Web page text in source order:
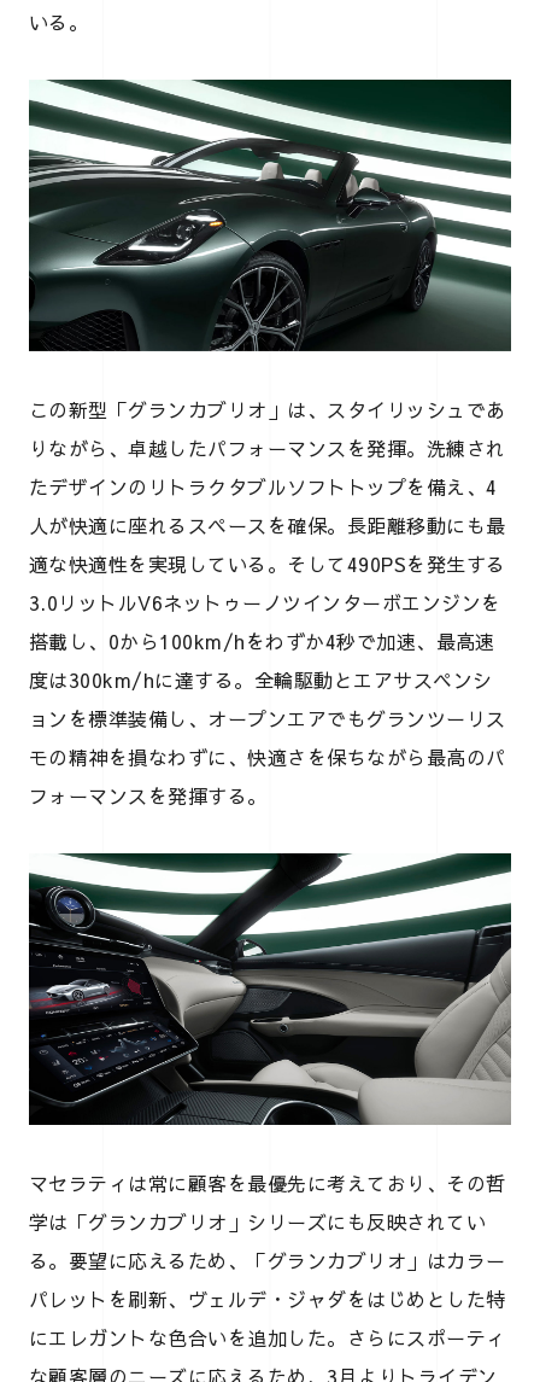
いる。
この新型「グランカブリオ」は、スタイリッシュであ
りながら、卓越したパフォーマンスを発揮。洗練され
たデザインのリトラクタブルソフトトップを備え、4
人が快適に座れるスペースを確保。長距離移動にも最
適な快適性を実現している。そして490PSを発生する
3.0リットルV6ネットゥーノツインターボエンジンを
搭載し、0から100km/hをわずか4秒で加速、最高速
度は300km/hに達する。全輪駆動とエアサスペンシ
ョンを標準装備し、オープンエアでもグランツーリス
モの精神を損なわずに、快適さを保ちながら最高のパ
フォーマンスを発揮する。
マセラティは常に顧客を最優先に考えており、その哲
学は「グランカブリオ」シリーズにも反映されてい
る。要望に応えるため、「グランカブリオ」はカラー
パレットを刷新、ヴェルデ・ジャダをはじめとした特
にエレガントな色合いを追加した。さらにスポーティ
な顧客層のニーズに応えるため、3月よりトライデン